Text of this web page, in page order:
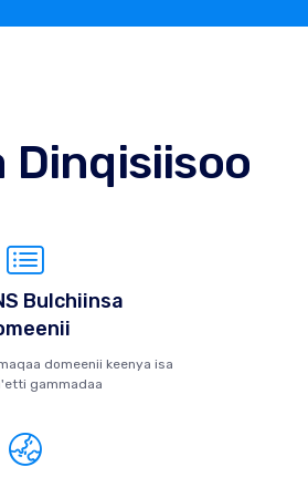
Dinqisiisoo
Bulchiinsa
domeenii keenya isa
gammadaa